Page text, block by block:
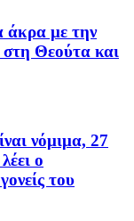
άκρα με την
στη Θεούτα και
νόμιμα, 27
ο
του